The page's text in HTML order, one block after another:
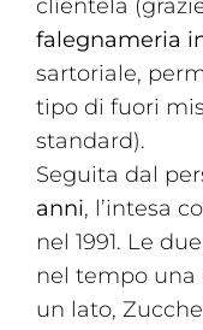
clientela
falegnameria
sartoriale,
tipo di fuori
standard).
Seguita dal
anni, l’intesa
nel 1991. Le
nel tempo una
un lato,